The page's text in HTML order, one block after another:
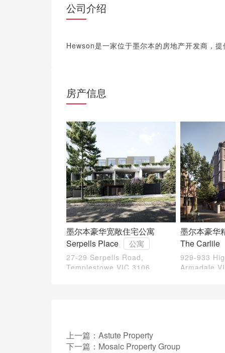
公司介绍
Hewson是一家位于墨尔本的房地产开发商，
房产信息
墨尔本豪华宽敞住宅公寓
Serpells Place
公寓
27-29 Serpells Road,
Templestowe VIC 3106
墨尔本豪华
The Carlile
929-933
Armadale
上一篇： Astute Property
下一篇： Mosaic Property Group